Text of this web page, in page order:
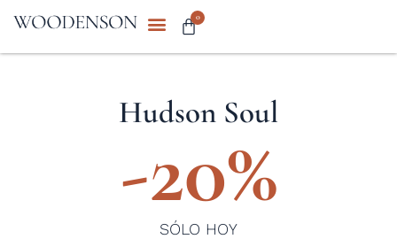
0
Hudson Soul
-20%
SÓLO HOY